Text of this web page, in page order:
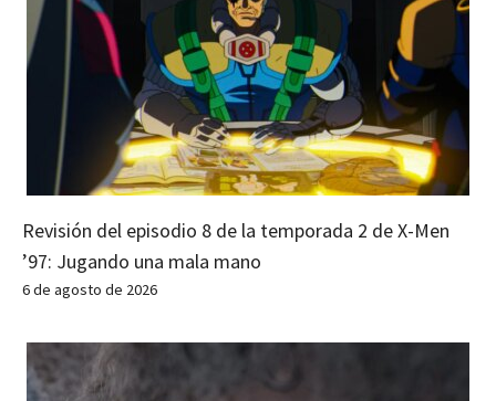
Revisión del episodio 8 de la temporada 2 de X-Men
’97: Jugando una mala mano
6 de agosto de 2026